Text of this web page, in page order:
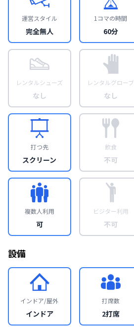
運営スタイル
完全無人
1コマの時間
60分
レンタルシューズ
なし
レンタルグローブ
なし
打つ先
スクリーン
飲食
不可
複数人利用
可
ビジター利用
不可
設備
インドア/屋外
インドア
打席数
2打席